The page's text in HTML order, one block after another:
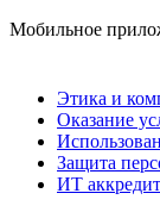
Мобильное
Этика и
Оказание
Защита
ИТ